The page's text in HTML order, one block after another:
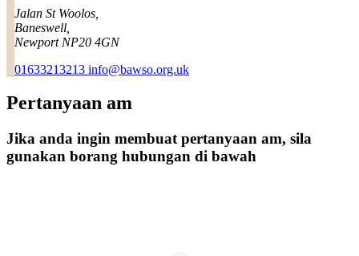
Jalan St Woolos,
Baneswell,
Newport NP20 4GN
01633213213 info@bawso.org.uk
Pertanyaan am
Jika anda ingin membuat pertanyaan am, sila
gunakan borang hubungan di bawah